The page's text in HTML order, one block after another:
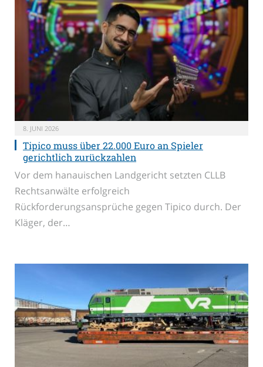
8. JUNI 2026
Tipico muss über 22.000 Euro an Spieler
gerichtlich zurückzahlen
Vor dem hanauischen Landgericht setzten CLLB
Rechtsanwälte erfolgreich
Rückforderungsansprüche gegen Tipico durch. Der
Kläger, der…